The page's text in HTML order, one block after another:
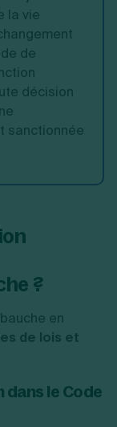
la vie
de
décision
sanctionnée
?
en
de lois et
le Code